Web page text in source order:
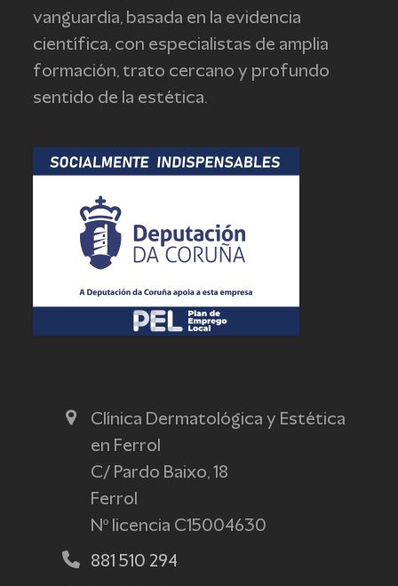
vanguardia, basada en la evidencia
científica, con especialistas de amplia
formación, trato cercano y profundo
sentido de la estética.
Clínica Dermatológica y Estética
en Ferrol
C/ Pardo Baixo, 18
Ferrol
Nº licencia C15004630
881 510 294